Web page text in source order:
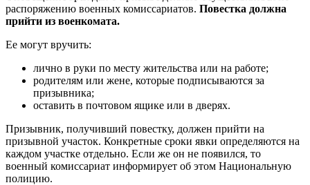
распоряжению военных комиссариатов. Повестка должна
прийти из военкомата.
Ее могут вручить:
лично в руки по месту жительства или на работе;
родителям или жене, которые подписываются за
призывника;
оставить в почтовом ящике или в дверях.
Призывник, получивший повестку, должен прийти на
призывной участок. Конкретные сроки явки определяются на
каждом участке отдельно. Если же он не появился, то
военный комиссариат информирует об этом Национальную
полицию.